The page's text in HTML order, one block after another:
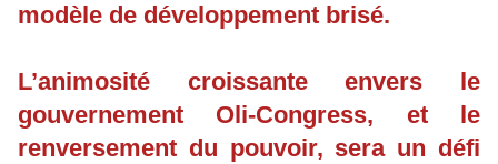
modèle de développement brisé.
L’animosité croissante envers le
gouvernement Oli-Congress, et le
renversement du pouvoir, sera un défi